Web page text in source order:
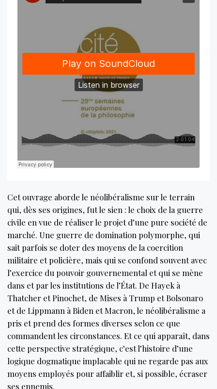
Cet ouvrage aborde le néolibéralisme sur le terrain
qui, dès ses origines, fut le sien : le choix de la guerre
civile en vue de réaliser le projet d’une pure société de
marché. Une guerre de domination polymorphe, qui
sait parfois se doter des moyens de la coercition
militaire et policière, mais qui se confond souvent avec
l’exercice du pouvoir gouvernemental et qui se mène
dans et par les institutions de l’État. De Hayek à
Thatcher et Pinochet, de Mises à Trump et Bolsonaro
et de Lippmann à Biden et Macron, le néolibéralisme a
pris et prend des formes diverses selon ce que
commandent les circonstances. Et ce qui apparaît, dans
cette perspective stratégique, c’est l’histoire d’une
logique dogmatique implacable qui ne regarde pas aux
moyens employés pour affaiblir et, si possible, écraser
ses ennemis.